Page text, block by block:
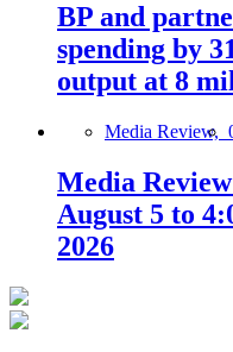
BP and
spending by
output at 8
Media Review,
Media
August 5 to
2026